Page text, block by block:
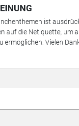
ist
auf die Netiquette, um
ermöglichen. Vielen